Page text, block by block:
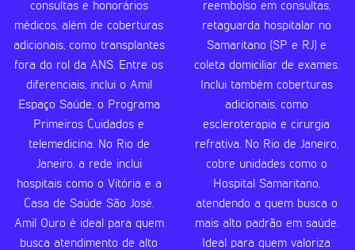
consultas e honorários
médicos, além de coberturas
adicionais, como transplantes
fora do rol da ANS. Entre os
diferenciais, inclui o Amil
Espaço Saúde, o Programa
Primeiros Cuidados e
telemedicina. No Rio de
Janeiro, a rede inclui
hospitais como o Vitória e a
Casa de Saúde São José.
Amil Ouro é ideal para quem
busca atendimento de alto
reembolso em consultas,
retaguarda hospitalar no
Samaritano (SP e RJ) e
coleta domiciliar de exames.
Inclui também coberturas
adicionais, como
escleroterapia e cirurgia
refrativa. No Rio de Janeiro,
cobre unidades como o
Hospital Samaritano,
atendendo a quem busca o
mais alto padrão em saúde.
Ideal para quem valoriza